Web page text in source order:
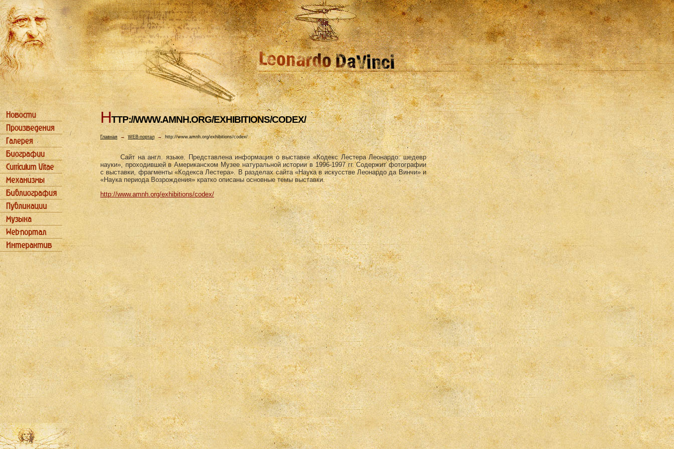
HTTP://WWW.AMNH.ORG/EXHIBITIONS/CODEX/
Главная→ WEB-портал → http://www.amnh.org/exhibitions/codex/
Сайт на англ. языке. Представлена информация о выставке «Кодекс Лестера Леонардо: шедевр
науки», проходившей в Американском Музее натуральной истории в 1996-1997 гг. Содержит фотографии
с выставки, фрагменты «Кодекса Лестера». В разделах сайта «Наука в искусстве Леонардо да Винчи» и
«Наука периода Возрождения» кратко описаны основные темы выставки.
http://www.amnh.org/exhibitions/codex/